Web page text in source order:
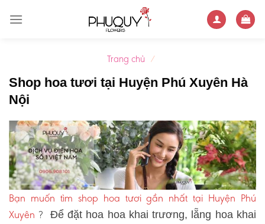
Trang chủ /
Shop hoa tươi tại Huyện Phú Xuyên Hà
Nội
Bạn muốn tìm shop hoa tươi gần nhất tại Huyện Phú
Xuyên ? Để đặt hoa hoa khai trương, lẵng hoa khai